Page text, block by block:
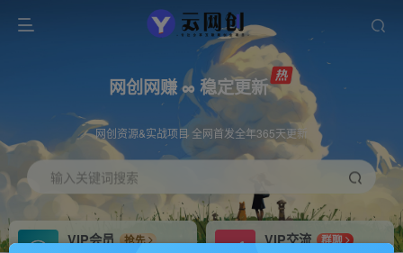
网创网赚 ∞ 稳定更新
网创资源&实战项目 全网首发全年365天更新
输入关键词搜索
VIP会员
抢先
VIP交流
群聊